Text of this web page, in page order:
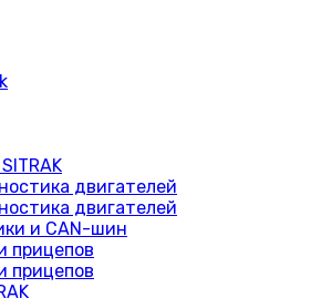
двигателей
двигателей
и CAN-шин
прицепов
прицепов